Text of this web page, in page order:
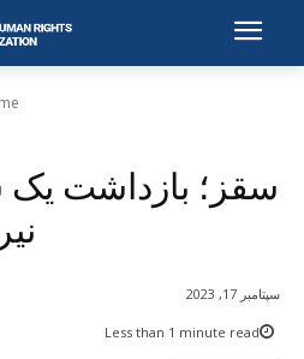
سقز؛ بازداشت
سپتامبر 17, 2023
Less than 1 minute read